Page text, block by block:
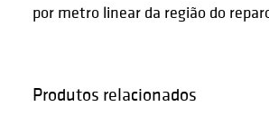
por metro linear da região do
Produtos relacionados